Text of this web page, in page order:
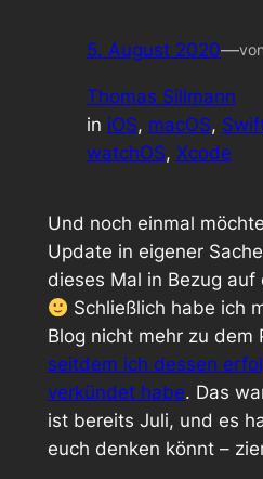
5. August 2020—von
Thomas Sillmann
in iOS, macOS,
watchOS, Xcode
Und noch einmal
Update in eigener
dieses Mal in Bezug
Schließlich habe ich
Blog nicht mehr zu dem
seitdem ich dessen
verkündet habe. Das
ist bereits Juli, und es
euch denken könnt –